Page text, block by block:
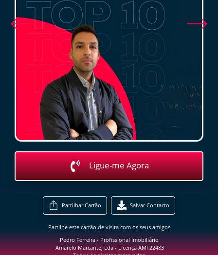
Ligue-me Agora
Partilhar Cartão Salvar Contacto
Partilhe este cartão de visita com os seus amigos
Pedro Ferreira - Profissional Imobiliário
Amarelo Marcante, Lda - Licença AMI 22483